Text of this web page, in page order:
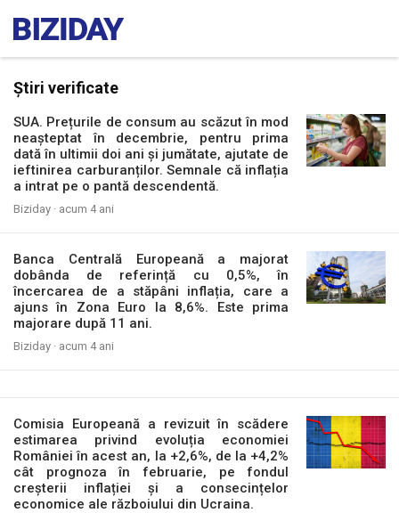
Știri verificate
SUA. Prețurile de consum au scăzut în mod
neașteptat în decembrie, pentru prima
dată în ultimii doi ani și jumătate, ajutate de
ieftinirea carburanților. Semnale că inflația
a intrat pe o pantă descendentă.
Biziday · acum 4 ani
Banca Centrală Europeană a majorat
dobânda de referință cu 0,5%, în
încercarea de a stăpâni inflația, care a
ajuns în Zona Euro la 8,6%. Este prima
majorare după 11 ani.
Biziday · acum 4 ani
Comisia Europeană a revizuit în scădere
estimarea privind evoluția economiei
României în acest an, la +2,6%, de la +4,2%
cât prognoza în februarie, pe fondul
creșterii inflației și a consecințelor
economice ale războiului din Ucraina.